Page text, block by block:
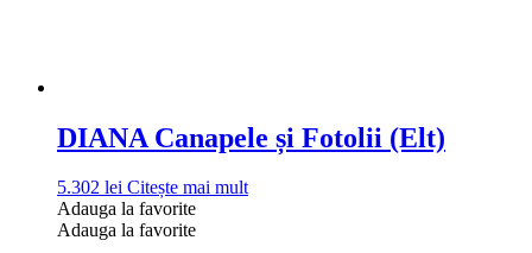
DIANA Canapele și Fotolii (Elt)
5.302 lei Citește mai mult
Adauga la favorite
Adauga la favorite